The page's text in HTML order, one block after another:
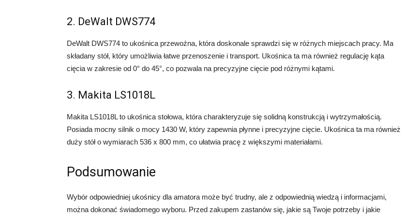
2. DeWalt DWS774
DeWalt DWS774 to ukośnica przewoźna, która doskonale sprawdzi się w różnych miejscach pracy. Ma
składany stół, który umożliwia łatwe przenoszenie i transport. Ukośnica ta ma również regulację kąta
cięcia w zakresie od 0° do 45°, co pozwala na precyzyjne cięcie pod różnymi kątami.
3. Makita LS1018L
Makita LS1018L to ukośnica stołowa, która charakteryzuje się solidną konstrukcją i wytrzymałością.
Posiada mocny silnik o mocy 1430 W, który zapewnia płynne i precyzyjne cięcie. Ukośnica ta ma również
duży stół o wymiarach 536 x 800 mm, co ułatwia pracę z większymi materiałami.
Podsumowanie
Wybór odpowiedniej ukośnicy dla amatora może być trudny, ale z odpowiednią wiedzą i informacjami,
można dokonać świadomego wyboru. Przed zakupem zastanów się, jakie są Twoje potrzeby i jakie